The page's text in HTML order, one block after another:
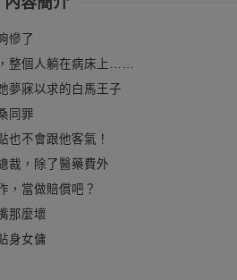
慘了
整個人躺在病床上……
夢寐以求的白馬王子
同罪
也不會跟他客氣！
裁，除了醫藥費外
，當做賠償吧？
那麼壞
身女傭